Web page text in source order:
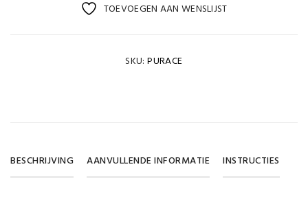
TOEVOEGEN AAN WENSLIJST
SKU:PURACE
BESCHRIJVING AANVULLENDE INFORMATIE INSTRUCTIES